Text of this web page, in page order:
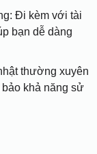
Đi kèm với tài
bạn dễ dàng
thường xuyên
khả năng sử